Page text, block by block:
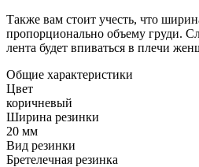
Также вам стоит учесть, что
пропорционально объему груди.
лента будет впиваться в плечи
Общие характеристики
Цвет
коричневый
Ширина резинки
20 мм
Вид резинки
Бретелечная резинка